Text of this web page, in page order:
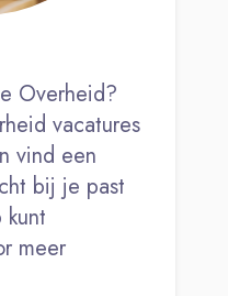
Overheid?
vacatures
vind een
bij je past
meer